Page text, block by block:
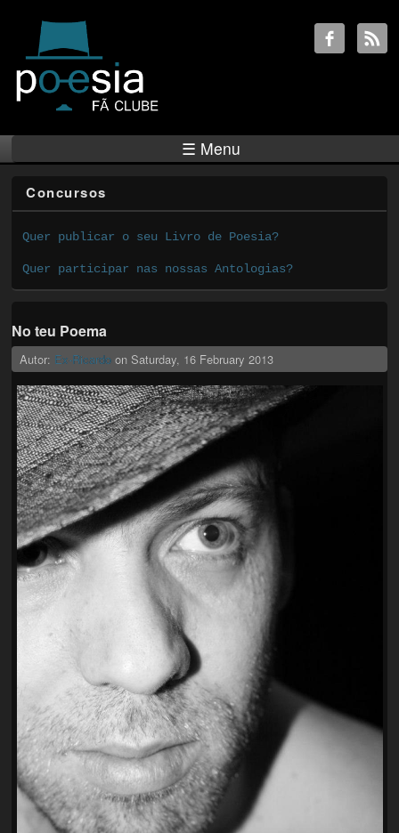
☰ Menu
Concursos
Quer publicar o seu Livro de Poesia?
Quer participar nas nossas Antologias?
No teu Poema
Autor: Ex-Ricardo on Saturday, 16 February 2013